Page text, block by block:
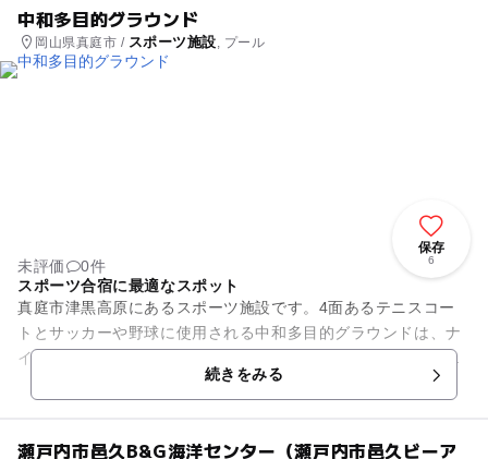
中和多目的グラウンド
岡山県真庭市 / スポーツ施設, プール
保存
6
未評価
0件
スポーツ合宿に最適なスポット
真庭市津黒高原にあるスポーツ施設です。4面あるテニスコー
トとサッカーや野球に使用される中和多目的グラウンドは、ナ
イター設備が完備しています。また、夏季だけですが、中和温
泉水プールが開設しています...続きをみる
瀬戸内市邑久B&G海洋センター（瀬戸内市邑久ビーア